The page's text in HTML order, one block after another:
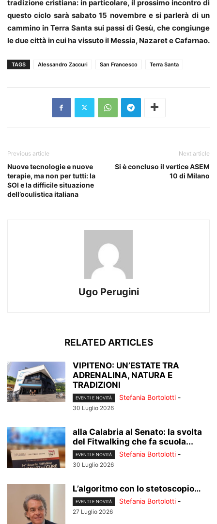
tradizione cristiana: in particolare, il prossimo incontro di
questo ciclo sarà sabato 15 novembre e si parlerà di un
cammino in Terra Santa sui passi di Gesù, che congiunge
le due città in cui ha vissuto il Messia, Nazaret e Cafarnao.
TAGS Alessandro Zaccuri San Francesco Terra Santa
Previous article
Nuove tecnologie e nuove
terapie, ma non per tutti: la
SOI e la difficile situazione
dell’oculistica italiana
Next article
Si è concluso il vertice ASEM
10 di Milano
Ugo Perugini
RELATED ARTICLES
VIPITENO: UN’ESTATE TRA
ADRENALINA, NATURA E
TRADIZIONI
EVENTI E NOVITÀ Stefania Bortolotti -
30 Luglio 2026
alla Calabria al Senato: la svolta
del Fitwalking che fa scuola...
EVENTI E NOVITÀ Stefania Bortolotti -
30 Luglio 2026
L’algoritmo con lo stetoscopio…
EVENTI E NOVITÀ Stefania Bortolotti -
27 Luglio 2026